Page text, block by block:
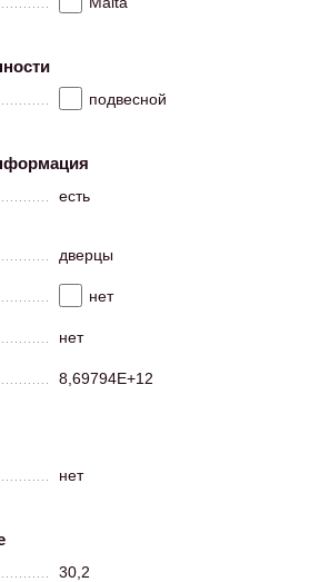
подвесной
есть
дверцы
нет
нет
8,69794E+12
нет
30,2